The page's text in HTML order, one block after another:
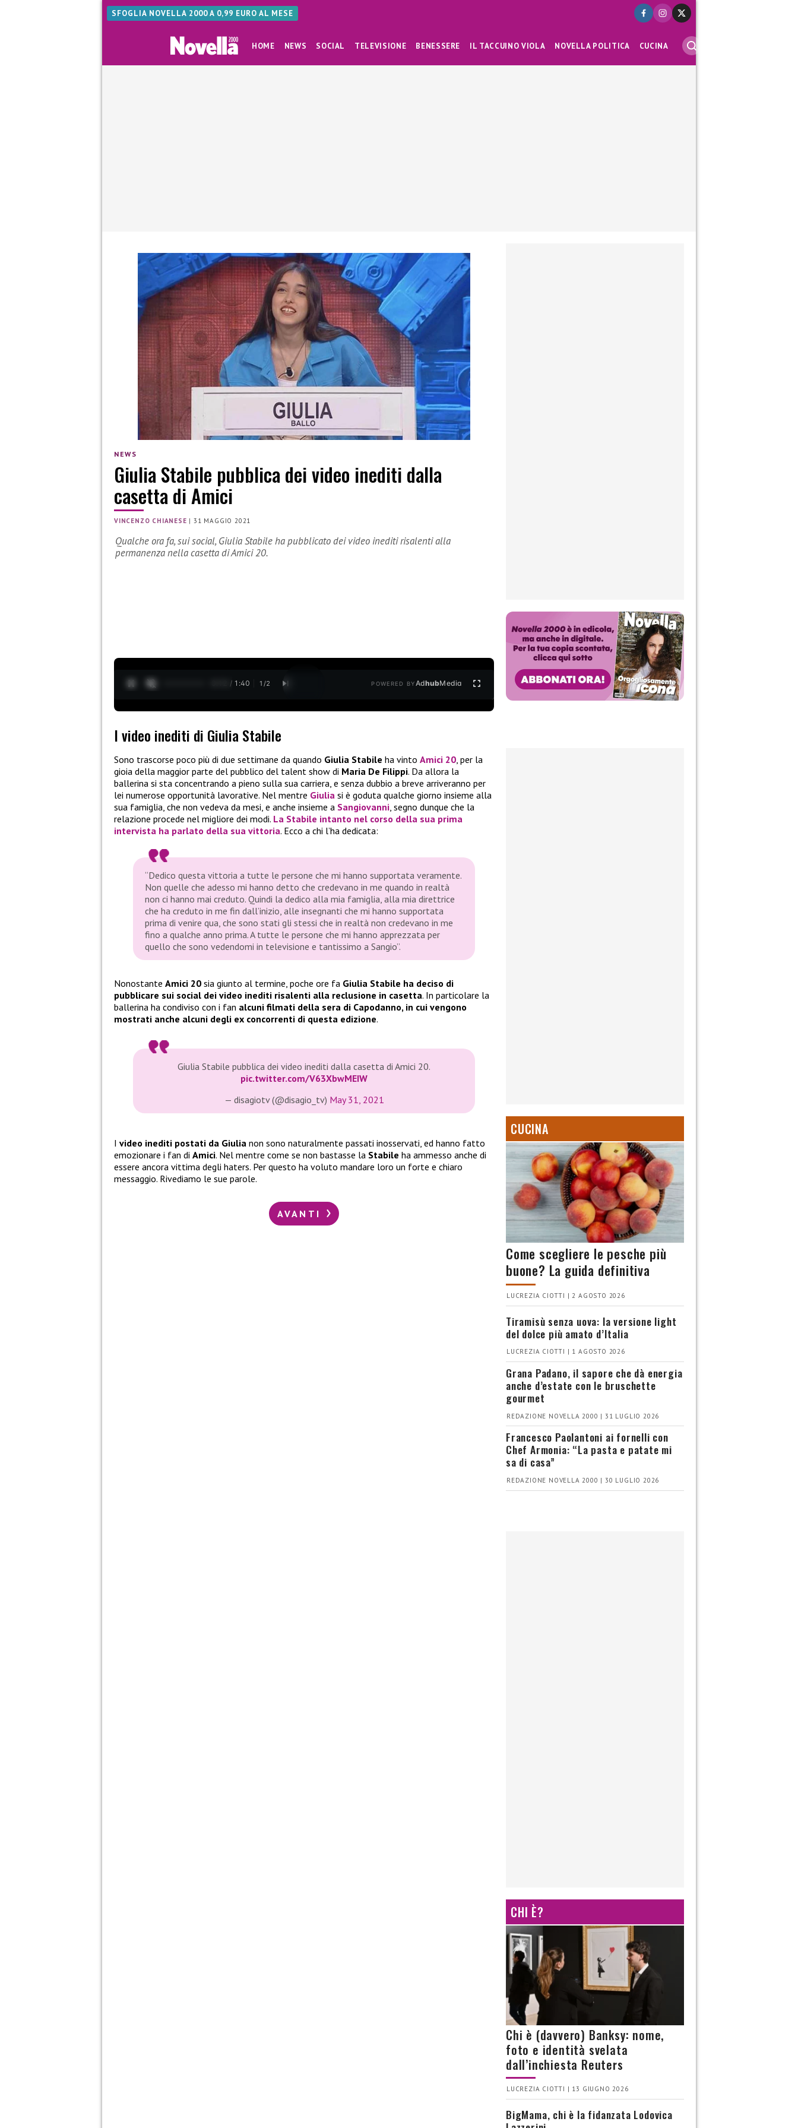
SFOGLIA NOVELLA 2000 A 0,99 EURO AL MESE
HOME NEWS SOCIAL TELEVISIONE BENESSERE IL TACCUINO VIOLA NOVELLA POLITICA CUCINA
NEWS
Giulia Stabile pubblica dei video inediti dalla
casetta di Amici
VINCENZO CHIANESE |31 MAGGIO 2021
Qualche ora fa, sui social, Giulia Stabile ha pubblicato dei video inediti risalenti alla
permanenza nella casetta di Amici 20.
0:13 / 1:40 1 /2 POWERED BYAdhubMedia
I video inediti di Giulia Stabile
Sono trascorse poco più di due settimane da quando Giulia Stabile ha vinto Amici 20, per la
gioia della maggior parte del pubblico del talent show di Maria De Filippi. Da allora la
ballerina si sta concentrando a pieno sulla sua carriera, e senza dubbio a breve arriveranno per
lei numerose opportunità lavorative. Nel mentre Giulia si è goduta qualche giorno insieme alla
sua famiglia, che non vedeva da mesi, e anche insieme a Sangiovanni, segno dunque che la
relazione procede nel migliore dei modi. La Stabile intanto nel corso della sua prima
intervista ha parlato della sua vittoria. Ecco a chi l’ha dedicata:
“Dedico questa vittoria a tutte le persone che mi hanno supportata veramente.
Non quelle che adesso mi hanno detto che credevano in me quando in realtà
non ci hanno mai creduto. Quindi la dedico alla mia famiglia, alla mia direttrice
che ha creduto in me fin dall’inizio, alle insegnanti che mi hanno supportata
prima di venire qua, che sono stati gli stessi che in realtà non credevano in me
fino a qualche anno prima. A tutte le persone che mi hanno apprezzata per
quello che sono vedendomi in televisione e tantissimo a Sangio”.
Nonostante Amici 20 sia giunto al termine, poche ore fa Giulia Stabile ha deciso di
pubblicare sui social dei video inediti risalenti alla reclusione in casetta. In particolare la
ballerina ha condiviso con i fan alcuni filmati della sera di Capodanno, in cui vengono
mostrati anche alcuni degli ex concorrenti di questa edizione.
Giulia Stabile pubblica dei video inediti dalla casetta di Amici 20.
pic.twitter.com/V63XbwMEIW
— disagiotv (@disagio_tv) May 31, 2021
I video inediti postati da Giulia non sono naturalmente passati inosservati, ed hanno fatto
emozionare i fan di Amici. Nel mentre come se non bastasse la Stabile ha ammesso anche di
essere ancora vittima degli haters. Per questo ha voluto mandare loro un forte e chiaro
messaggio. Rivediamo le sue parole.
AVANTI
CUCINA
Come scegliere le pesche più
buone? La guida definitiva
LUCREZIA CIOTTI | 2 AGOSTO 2026
Tiramisù senza uova: la versione light
del dolce più amato d’Italia
LUCREZIA CIOTTI | 1 AGOSTO 2026
Grana Padano, il sapore che dà energia
anche d’estate con le bruschette
gourmet
REDAZIONE NOVELLA 2000 | 31 LUGLIO 2026
Francesco Paolantoni ai fornelli con
Chef Armonia: “La pasta e patate mi
sa di casa”
REDAZIONE NOVELLA 2000 | 30 LUGLIO 2026
CHI È?
Chi è (davvero) Banksy: nome,
foto e identità svelata
dall’inchiesta Reuters
LUCREZIA CIOTTI | 13 GIUGNO 2026
BigMama, chi è la fidanzata Lodovica